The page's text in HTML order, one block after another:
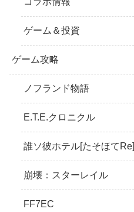
ゲーム＆投資
ゲーム攻略
ノフランド物語
E.T.E.クロニクル
誰ソ彼ホテル[たそほてRe]
崩壊：スターレイル
FF7EC